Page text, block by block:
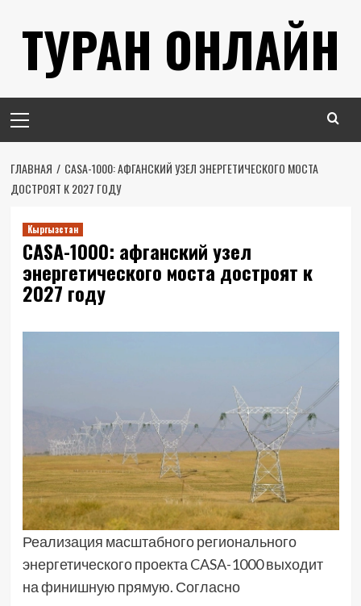
содержимому
ТУРАН ОНЛАЙН
меню
ГЛАВНАЯ
CASA-1000: АФГАНСКИЙ УЗЕЛ ЭНЕРГЕТИЧЕСКОГО МОСТА
ДОСТРОЯТ К 2027 ГОДУ
Кыргызстан
CASA-1000: афганский узел
энергетического моста достроят к
2027 году
Реализация масштабного регионального
энергетического проекта CASA-1000 выходит
на финишную прямую. Согласно